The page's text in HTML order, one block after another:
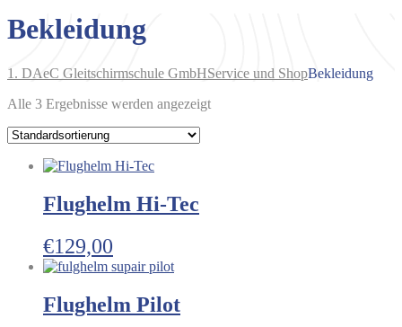
Bekleidung
1. DAeC Gleitschirmschule GmbHService und ShopBekleidung
Alle 3 Ergebnisse werden angezeigt
Flughelm Hi-Tec
€129,00
Flughelm Pilot